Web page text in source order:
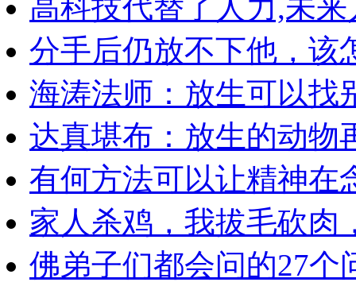
高科技代替了人力,未
分手后仍放不下他，该
海涛法师：放生可以找
达真堪布：放生的动物
有何方法可以让精神在
家人杀鸡，我拔毛砍肉
佛弟子们都会问的27个